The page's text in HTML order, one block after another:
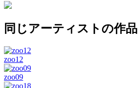
同じアーティストの作品
zoo12
zoo09